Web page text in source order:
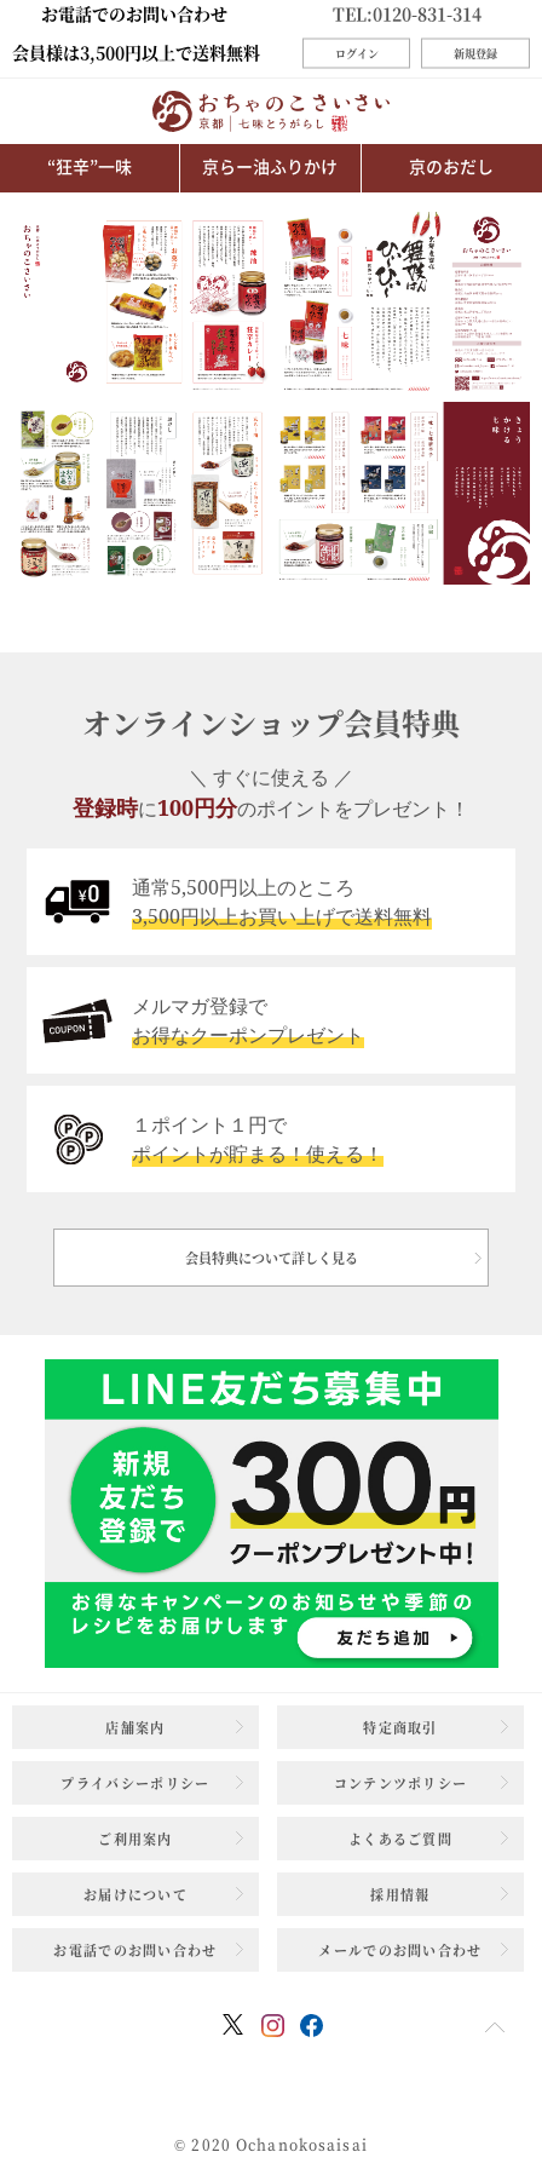
お電話でのお問い合わせ
TEL:0120-831-314
会員様は3,500円以上で送料無料
ログイン 新規登録
“狂辛”一味 京らー油ふりかけ 京のおだし
オンラインショップ会員特典
＼ すぐに使える ／
登録時に100円分のポイントをプレゼント！
通常5,500円以上のところ
3,500円以上お買い上げで送料無料
メルマガ登録で
お得なクーポンプレゼント
１ポイント１円で
ポイントが貯まる！使える！
会員特典について詳しく見る
店舗案内 特定商取引
プライバシーポリシー コンテンツポリシー
ご利用案内 よくあるご質問
お届けについて 採用情報
お電話でのお問い合わせ メールでのお問い合わせ
© 2020 Ochanokosaisai